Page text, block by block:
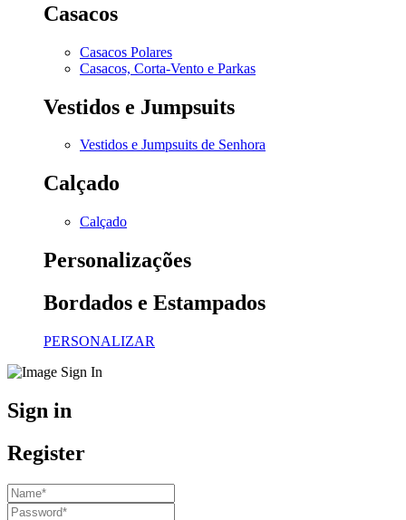
Casacos
Casacos Polares
Casacos, Corta-Vento e Parkas
Vestidos e Jumpsuits
Vestidos e Jumpsuits de Senhora
Calçado
Calçado
Personalizações
Bordados e Estampados
PERSONALIZAR
Sign in
Register